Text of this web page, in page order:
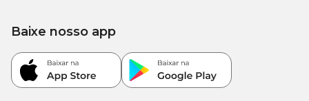
Baixe nosso app